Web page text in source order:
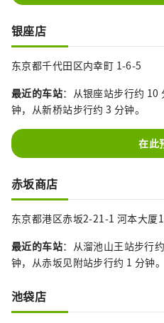
银座店
东京都千代田区内幸町 1-6-5
最近的车站：从银座站步行约 10
钟，从新桥站步行约 3 分钟。
在此
赤坂商店
东京都港区赤坂2-21-1 河本大厦
最近的车站：从溜池山王站步行
钟，从赤坂见附站步行约 1 分钟。
池袋店